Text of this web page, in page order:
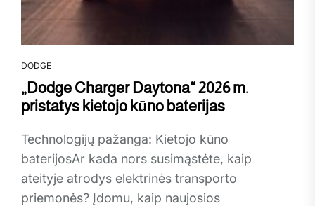
DODGE
„Dodge Charger Daytona“ 2026 m.
pristatys kietojo kūno baterijas
Technologijų pažanga: Kietojo kūno
baterijosAr kada nors susimąstėte, kaip
ateityje atrodys elektrinės transporto
priemonės? Įdomu, kaip naujosios